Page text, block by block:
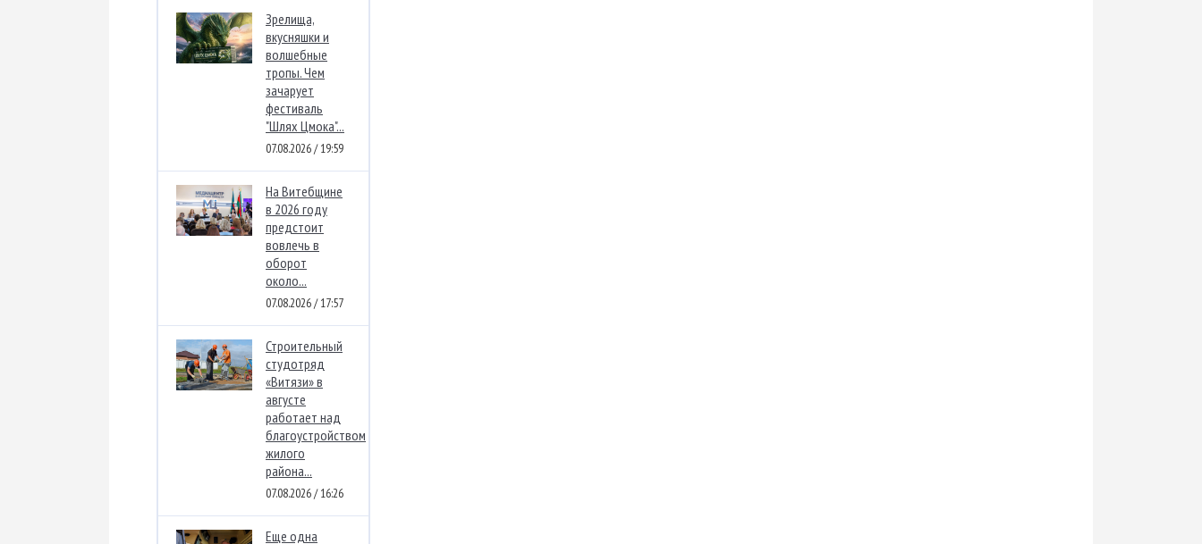
Зрелища,
вкусняшки и
волшебные
тропы. Чем
зачарует
фестиваль
"Шлях Цмока"...
07.08.2026 / 19:59
На Витебщине
в 2026 году
предстоит
вовлечь в
оборот
около...
07.08.2026 / 17:57
Строительный
студотряд
«Витязи» в
августе
работает над
благоустройством
жилого
района...
07.08.2026 / 16:26
Еще одна